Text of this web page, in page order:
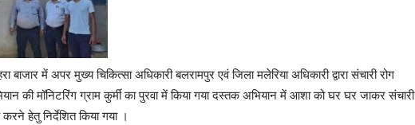
में अपर मुख्य चिकित्सा अधिकारी बलरामपुर एवं जिला मलेरिया अधिकारी द्वारा संचारी रोग
की मॉनिटरिंग ग्राम कुर्मी का पुरवा में किया गया दस्तक अभियान में आशा को घर घर जाकर संचारी
हेतु निर्देशित किया गया ।